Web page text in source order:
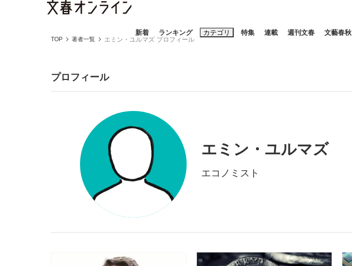
新着 ランキング カテゴリ
「90%は失敗する。でも…」本田圭佑が初めて明かした日本代表監督に...
特集
終戦から81年
連載 週刊文春 文藝春秋
おすすめのキーワードタグ一覧
#玉木雄一郎
TOP 著者一覧 エミン・ユルマズ プロフィール
プロフィール
エミン・ユルマズ
エコノミスト